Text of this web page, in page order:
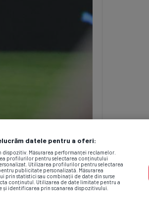
datele pentru a oferi:
Măsurarea performanței reclamelor.
profilurilor pentru selectarea conținutului
Utilizarea profilurilor pentru selectarea
publicitate personalizată. Măsurarea
statistici sau combinații de date din surse
conținutul. Utilizarea de date limitate pentru a
identificarea prin scanarea dispozitivului.